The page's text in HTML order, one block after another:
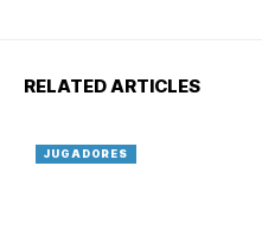
RELATED ARTICLES
JUGADORES